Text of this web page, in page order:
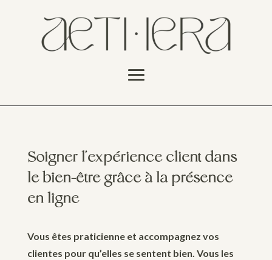
Soigner l’expérience client dans
le bien-être grâce à la présence
en ligne
Vous êtes praticienne et accompagnez vos
clientes pour qu’elles se sentent bien. Vous les